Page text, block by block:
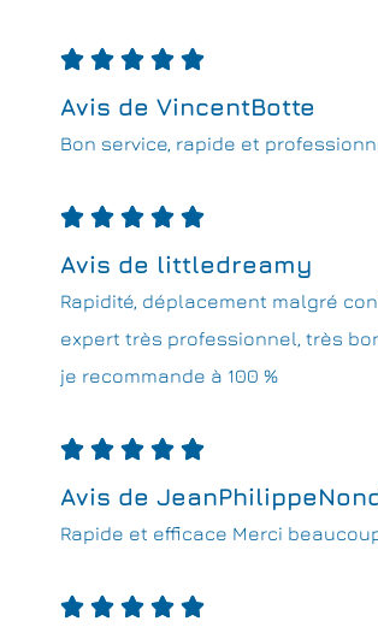
    
Avis de VincentBotte
Bon service, rapide et
    
Avis de littledreamy
Rapidité, déplacement malgré
expert très professionnel, très
je recommande à 100 %
    
Avis de
Rapide et efficace Merci
    